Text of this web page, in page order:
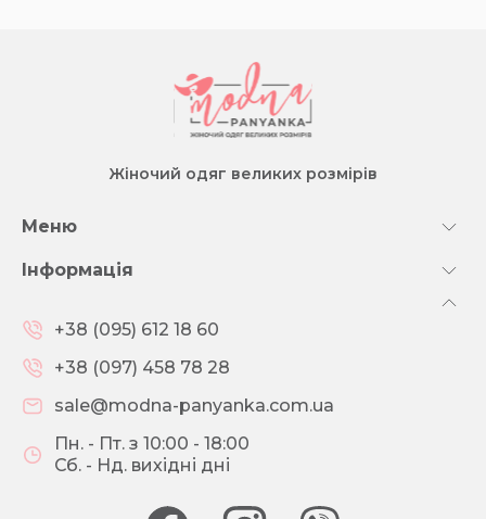
Жіночий одяг великих розмірів
Меню
Інформація
+38 (095) 612 18 60
+38 (097) 458 78 28
sale@modna-panyanka.com.ua
Пн. - Пт. з 10:00 - 18:00
Сб. - Нд. вихідні дні